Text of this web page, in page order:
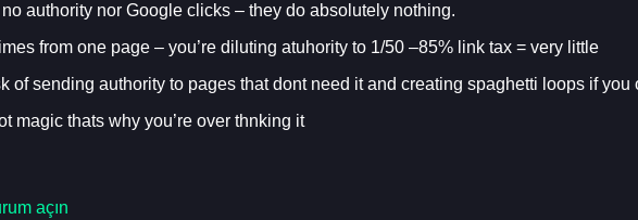
no authority nor Google clicks – they do absolutely nothing.
from one page – you’re diluting atuhority to 1/50 –85% link tax = very little
of sending authority to pages that dont need it and creating spaghetti loops if you
magic thats why you’re over thnking it
açın